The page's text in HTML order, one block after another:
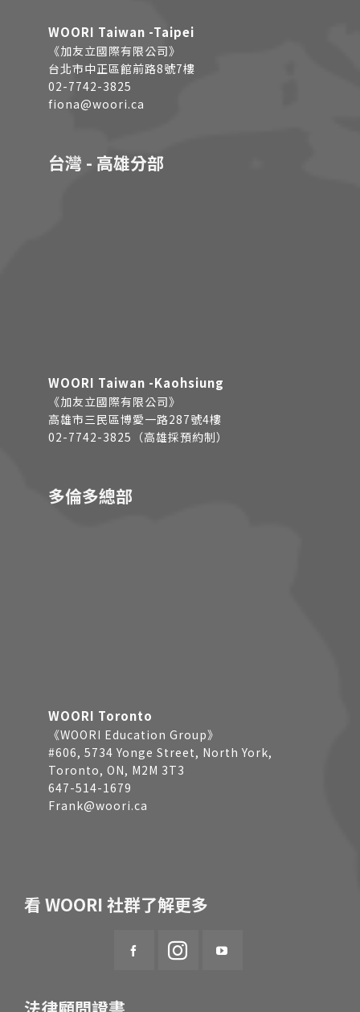
WOORI Taiwan -Taipei
《加友立國際有限公司》
台北市中正區館前路8號7樓
02-7742-3825
fiona@woori.ca
台灣 - 高雄分部
WOORI Taiwan -Kaohsiung
《加友立國際有限公司》
高雄市三民區博愛一路287號4樓
02-7742-3825（高雄採預約制）
多倫多總部
WOORI Toronto
《WOORI Education Group》
#606, 5734 Yonge Street, North York,
Toronto, ON, M2M 3T3
647-514-1679
Frank@woori.ca
看 WOORI 社群了解更多